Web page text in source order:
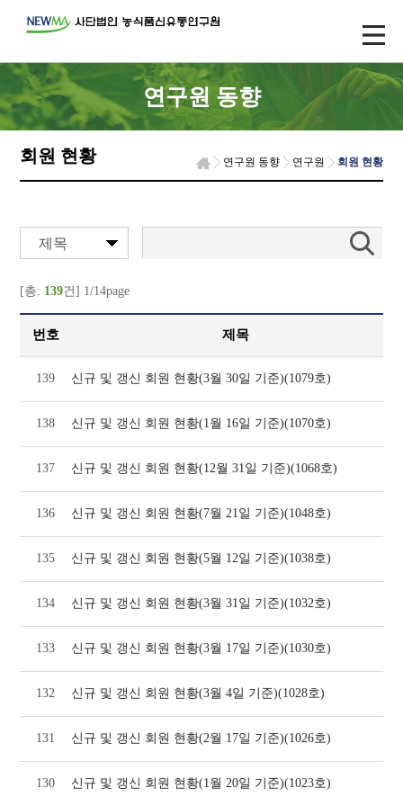
연구원 동향
회원 현황 연구원 동향 연구원 회원 현황
제목
[총: 139건] 1/14page
번호 제목
139 신규 및 갱신 회원 현황(3월 30일 기준)(1079호)
138 신규 및 갱신 회원 현황(1월 16일 기준)(1070호)
137 신규 및 갱신 회원 현황(12월 31일 기준)(1068호)
136 신규 및 갱신 회원 현황(7월 21일 기준)(1048호)
135 신규 및 갱신 회원 현황(5월 12일 기준)(1038호)
134 신규 및 갱신 회원 현황(3월 31일 기준)(1032호)
133 신규 및 갱신 회원 현황(3월 17일 기준)(1030호)
132 신규 및 갱신 회원 현황(3월 4일 기준)(1028호)
131 신규 및 갱신 회원 현황(2월 17일 기준)(1026호)
130 신규 및 갱신 회원 현황(1월 20일 기준)(1023호)